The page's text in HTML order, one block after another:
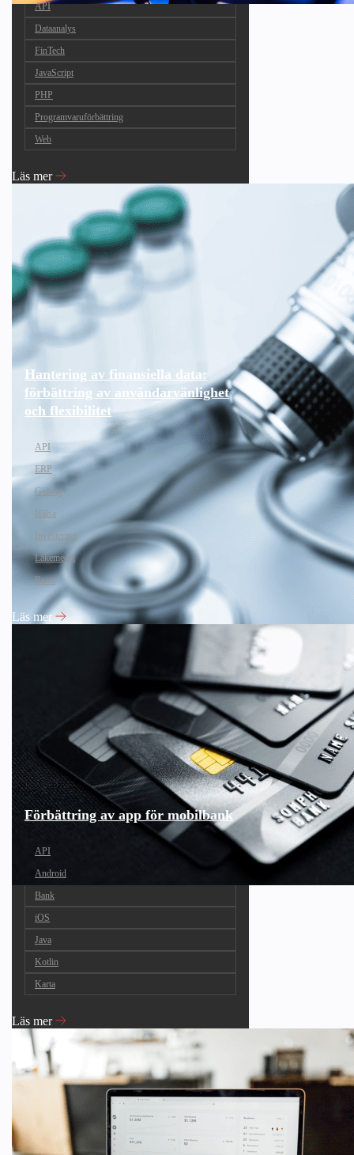
API
Dataanalys
FinTech
JavaScript
PHP
Programvaruförbättring
Web
Läs mer
Hantering av finansiella data:
förbättring av användarvänlighet
och flexibilitet
API
ERP
Golang
Hälsa
Investering
Läkemedel
React
Läs mer
Förbättring av app för mobilbank
API
Android
Bank
iOS
Java
Kotlin
Karta
Läs mer